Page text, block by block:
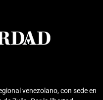
venezolano, con sede en